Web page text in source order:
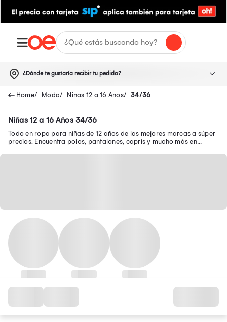
¿Dónde te gustaría recibir tu pedido?
Moda Niñas 12 a 16 Años 34/36
Niñas 12 a 16 Años 34/36
Todo en ropa para niñas de 12 años de las mejores marcas a súper
precios. Encuentra polos, pantalones, capris y mucho más en